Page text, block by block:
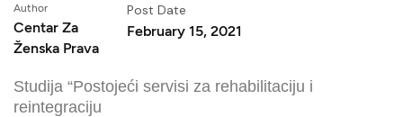
Author
Centar Za
Ženska Prava
Post Date
February 15, 2021
Studija “Postojeći servisi za rehabilitaciju i
reintegraciju